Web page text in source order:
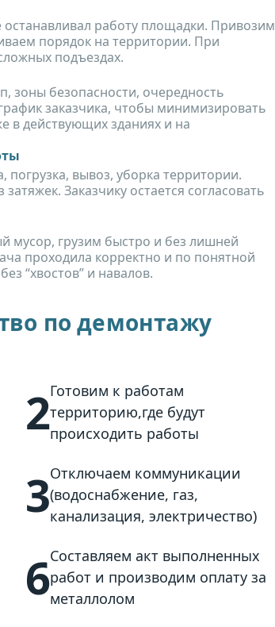
работу площадки. Привозим
порядок на территории. При
подъездах.
зоны безопасности, очередность
заказчика, чтобы минимизировать
в действующих зданиях и на
вывоз, уборка территории.
Заказчику остается согласовать
мусор, грузим быстро и без лишней
проходила корректно и по понятной
“хвостов” и навалов.
по демонтажу
2Готовим к работам
территорию,где будут
происходить работы
3Отключаем коммуникации
(водоснабжение, газ,
канализация, электричество)
6Составляем акт выполненных
работ и производим оплату за
металлолом